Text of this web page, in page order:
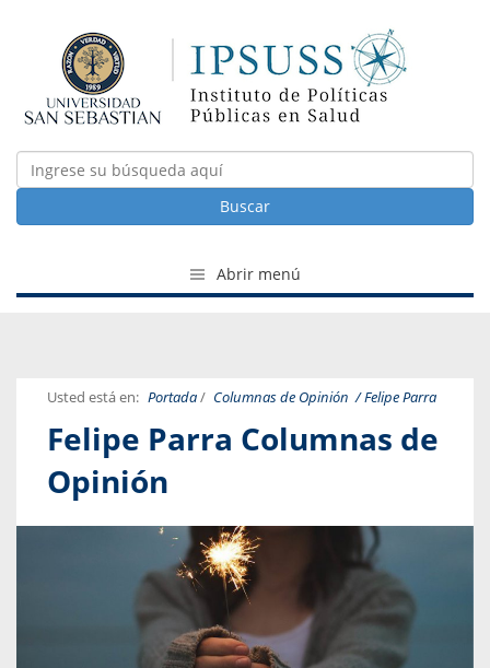
Buscar
Abrir menú
Usted está en: Portada/ Columnas de Opinión / Felipe Parra
Felipe Parra Columnas de
Opinión